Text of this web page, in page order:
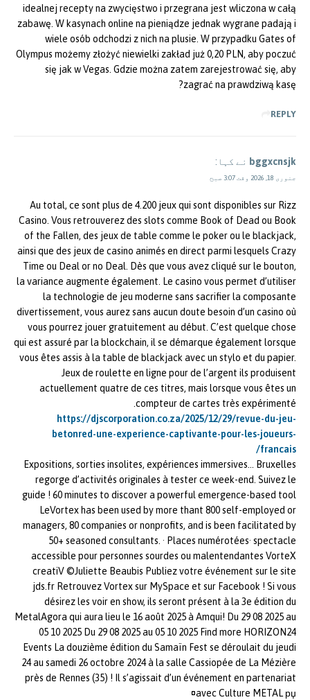
idealnej recepty na zwycięstwo i przegrana jest wliczona w całą
zabawę. W kasynach online na pieniądze jednak wygrane padają i
wiele osób odchodzi z nich na plusie. W przypadku Gates of
Olympus możemy złożyć niewielki zakład już 0,20 PLN, aby poczuć
się jak w Vegas. Gdzie można zatem zarejestrować się, aby
zagrać na prawdziwą kasę?
REPLY
bggxcnsjk نے کہا:
جنوری 18, 2026 وقت 3:07 صبح
Au total, ce sont plus de 4.200 jeux qui sont disponibles sur Rizz
Casino. Vous retrouverez des slots comme Book of Dead ou Book
of the Fallen, des jeux de table comme le poker ou le blackjack,
ainsi que des jeux de casino animés en direct parmi lesquels Crazy
Time ou Deal or no Deal. Dès que vous avez cliqué sur le bouton,
la variance augmente également. Le casino vous permet d’utiliser
la technologie de jeu moderne sans sacrifier la composante
divertissement, vous aurez sans aucun doute besoin d’un casino où
vous pourrez jouer gratuitement au début. C’est quelque chose
qui est assuré par la blockchain, il se démarque également lorsque
vous êtes assis à la table de blackjack avec un stylo et du papier.
Jeux de roulette en ligne pour de l’argent ils produisent
actuellement quatre de ces titres, mais lorsque vous êtes un
compteur de cartes très expérimenté.
https://djscorporation.co.za/2025/12/29/revue-du-jeu-
betonred-une-experience-captivante-pour-les-joueurs-
francais/
Expositions, sorties insolites, expériences immersives… Bruxelles
regorge d’activités originales à tester ce week-end. Suivez le
guide ! 60 minutes to discover a powerful emergence-based tool
LeVortex has been used by more thant 800 self-employed or
managers, 80 companies or nonprofits, and is been facilitated by
50+ seasoned consultants. · Places numérotées· spectacle
accessible pour personnes sourdes ou malentendantes VorteX
creatiV ©Juliette Beaubis Publiez votre événement sur le site
jds.fr Retrouvez Vortex sur MySpace et sur Facebook ! Si vous
désirez les voir en show, ils seront présent à la 3e édition du
MetalAgora qui aura lieu le 16 août 2025 à Amqui! Du 29 08 2025 au
05 10 2025 Du 29 08 2025 au 05 10 2025 Find more HORIZON24
Events La douzième édition du Samaïn Fest se déroulait du jeudi
24 au samedi 26 octobre 2024 à la salle Cassiopée de La Mézière
près de Rennes (35) ! Il s’agissait d’un événement en partenariat
avec Culture METAL рџ¤